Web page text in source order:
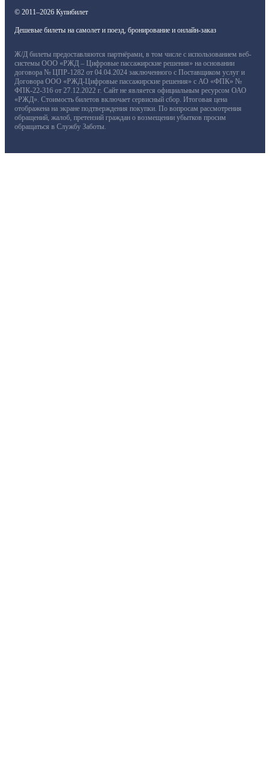
© 2011–2026 Купибилет
Дешевые билеты на самолет и поезд, бронирование и онлайн-заказ
Ж/Д билеты предоставляются партнёрами, в том числе с использованием веб-
системы ООО «РЖД – Цифровые пассажирские решения» на основании
договора № ЦПР-1282 от 04.04.2024 заключенного с Поставщиком услуг и
Договора ООО «РЖД-Цифровые пассажирские решения» с АО «ФПК» №
ФПК-22-316 от 27.12.2022 г. Сайт не является официальным ресурсом ОАО
«РЖД». Стоимость билетов включает сервисный сбор. Итоговая цена
отображена на экране подтверждения покупки. По вопросам рассмотрения
обращений, жалоб, претензий граждан о возмещении убытков просим
обращаться в Службу Заботы.